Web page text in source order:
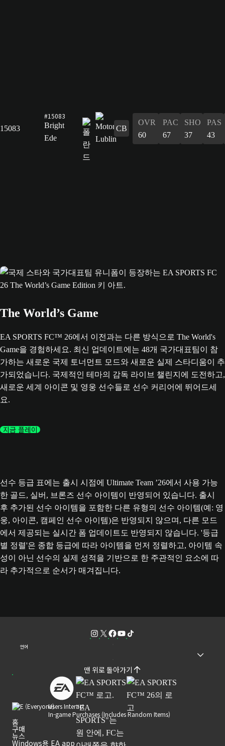
15083
#15083
Bright
Ede
CB
OVR
60
PAC
67
SHO
37
PAS
43
The World’s Game
EA SPORTS FC™ 26에서 이전과는 다른 방식으로 The World's
Game을 경험하세요. 최신 업데이트에는 48개 국가대표팀이 참
가하는 새로운 국제 토너먼트 모드와 새로운 실제 스타디움이 추
가되었습니다. 국제적인 테마의 감독 라이브 챌린지에 도전하고,
새로운 세계 아이콘 및 영웅 선수들로 선수 커리어에 뛰어드세
요.
지금 플레이
선수 등급 표에는 출시 시점에 Ultimate Team ’26에서 사용 가능
한 골드, 실버, 브론즈 선수 아이템이 반영되어 있습니다. 출시
후 추가된 선수 아이템을 포함한 다른 유형의 선수 아이템(예: 영
웅, 아이콘, 캠페인 선수 아이템)은 반영되지 않으며, 다른 모드
에서 제공되는 실시간 폼 업데이트도 반영되지 않습니다. '등급
별 정렬'은 종합 등급에 따라 아이템을 먼저 정렬하고, 아이템 속
성이 아닌 선수의 실제 성적을 기반으로 한 주관적인 요소에 따
라 추가적으로 순서가 매겨집니다.
언어
맨 위로 돌아가기
Users Interact
In-game Purchases (Includes Random Items)
홈
구매
뉴스
Windows용 EA app